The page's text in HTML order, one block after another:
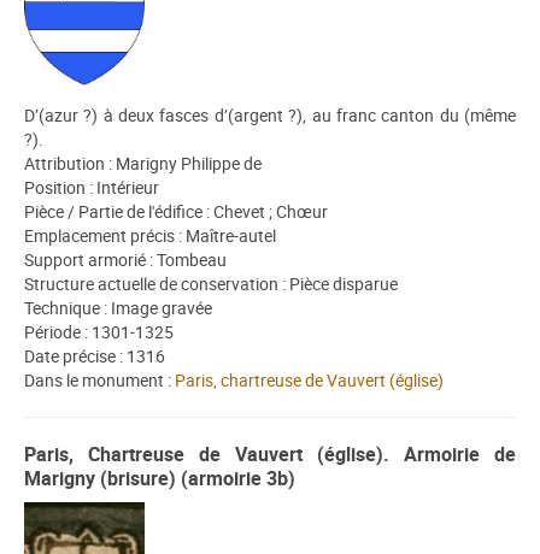
D’(azur ?) à deux fasces d’(argent ?), au franc canton du (même
?).
Attribution : Marigny Philippe de
Position : Intérieur
Pièce / Partie de l'édifice : Chevet ; Chœur
Emplacement précis : Maître-autel
Support armorié : Tombeau
Structure actuelle de conservation : Pièce disparue
Technique : Image gravée
Période : 1301-1325
Date précise : 1316
Dans le monument : Paris, chartreuse de Vauvert (église)
Paris, Chartreuse de Vauvert (église). Armoirie de
Marigny (brisure) (armoirie 3b)